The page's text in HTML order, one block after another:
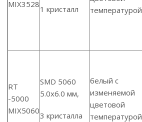
MIX35281 кристалл
температурой
RT
-5000
MIX5060
SMD 5060
5.0х6.0 мм,
3 кристалла
белый с
изменяемой
цветовой
температурой